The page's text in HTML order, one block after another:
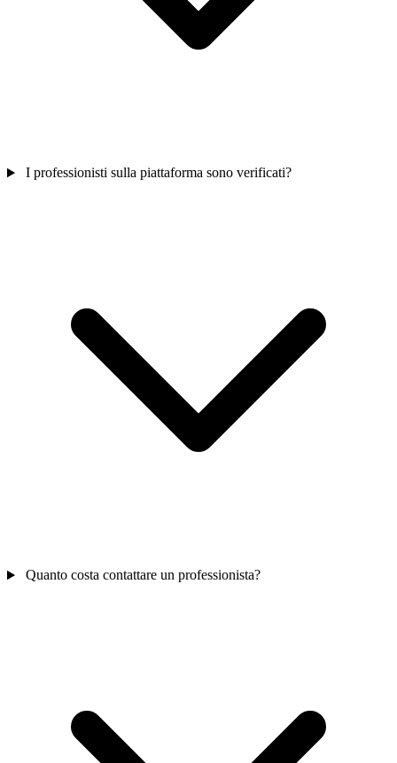
I professionisti sulla piattaforma sono verificati?
Quanto costa contattare un professionista?